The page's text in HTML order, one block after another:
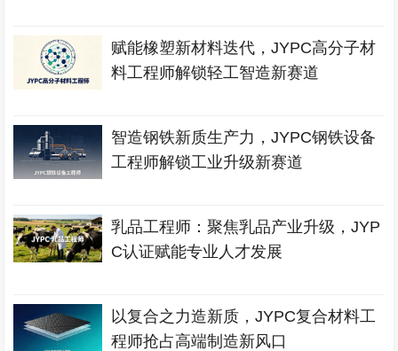
赋能橡塑新材料迭代，JYPC高分子材
料工程师解锁轻工智造新赛道
智造钢铁新质生产力，JYPC钢铁设备
工程师解锁工业升级新赛道
乳品工程师：聚焦乳品产业升级，JYP
C认证赋能专业人才发展
以复合之力造新质，JYPC复合材料工
程师抢占高端制造新风口